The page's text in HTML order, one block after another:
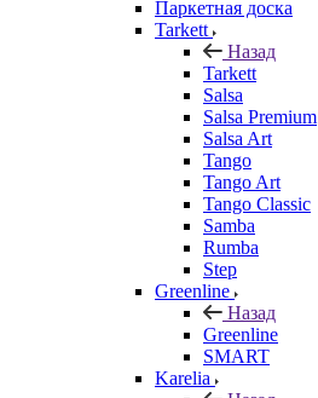
Паркетная доска
Tarkett
Назад
Tarkett
Salsa
Salsa Premium
Salsa Art
Tango
Tango Art
Tango Classic
Samba
Rumba
Step
Greenline
Назад
Greenline
SMART
Karelia